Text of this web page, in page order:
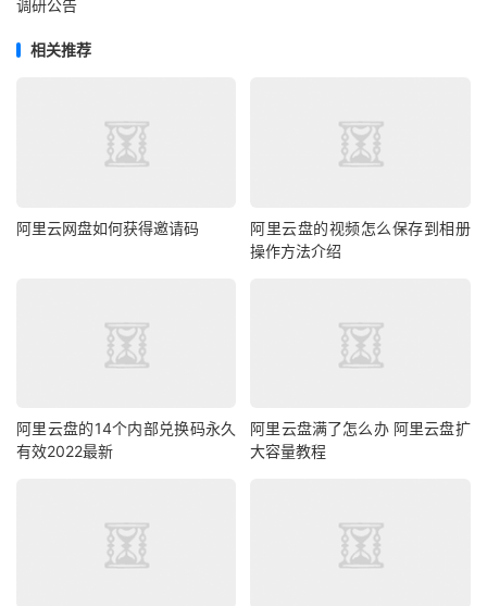
调研公告
相关推荐
阿里云网盘如何获得邀请码
阿里云盘的视频怎么保存到相册
操作方法介绍
阿里云盘的14个内部兑换码永久
有效2022最新
阿里云盘满了怎么办 阿里云盘扩
大容量教程